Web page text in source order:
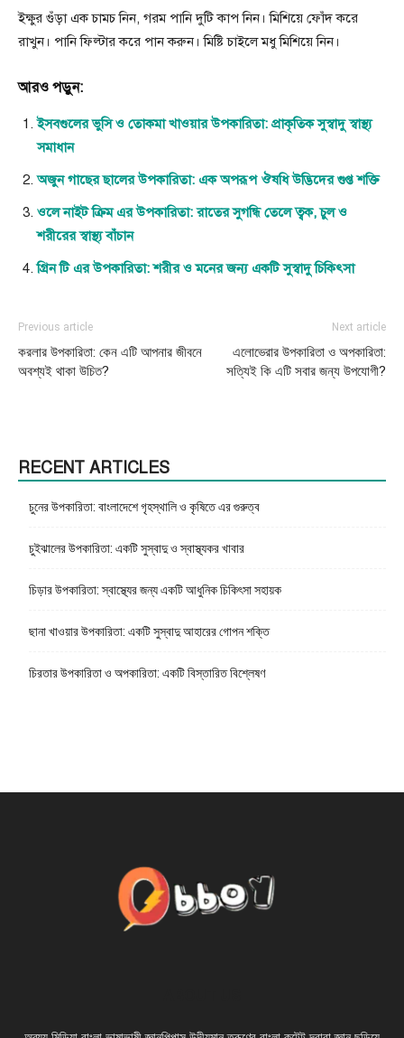
ইক্ষুর গুঁড়া এক চামচ নিন, গরম পানি দুটি কাপ নিন। মিশিয়ে ফোঁদ করে
রাখুন। পানি ফিল্টার করে পান করুন। মিষ্টি চাইলে মধু মিশিয়ে নিন।
আরও পড়ুন:
ইসবগুলের ভুসি ও তোকমা খাওয়ার উপকারিতা: প্রাকৃতিক সুস্বাদু স্বাস্থ্য
সমাধান
অজুন গাছের ছালের উপকারিতা: এক অপরূপ ঔষধি উদ্ভিদের গুপ্ত শক্তি
ওলে নাইট ক্রিম এর উপকারিতা: রাতের সুগন্ধি তেলে ত্বক, চুল ও
শরীরের স্বাস্থ্য বাঁচান
গ্রিন টি এর উপকারিতা: শরীর ও মনের জন্য একটি সুস্বাদু চিকিৎসা
Previous article
করলার উপকারিতা: কেন এটি আপনার জীবনে
অবশ্যই থাকা উচিত?
Next article
এলোভেরার উপকারিতা ও অপকারিতা:
সত্যিই কি এটি সবার জন্য উপযোগী?
RECENT ARTICLES
চুনের উপকারিতা: বাংলাদেশে গৃহস্থালি ও কৃষিতে এর গুরুত্ব
চুইঝালের উপকারিতা: একটি সুস্বাদু ও স্বাস্থ্যকর খাবার
চিড়ার উপকারিতা: স্বাস্থ্যের জন্য একটি আধুনিক চিকিৎসা সহায়ক
ছানা খাওয়ার উপকারিতা: একটি সুস্বাদু আহারের গোপন শক্তি
চিরতার উপকারিতা ও অপকারিতা: একটি বিস্তারিত বিশ্লেষণ